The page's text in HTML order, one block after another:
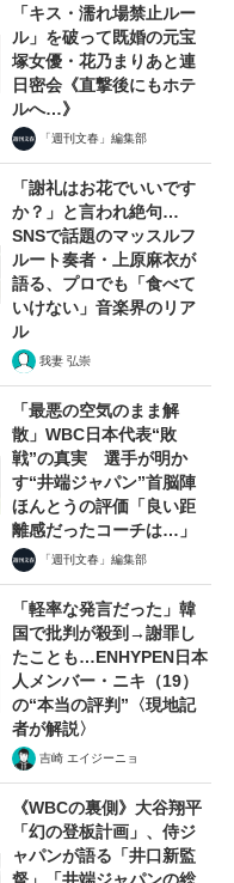
「キス・濡れ場禁止ルー
ル」を破って既婚の元宝
塚女優・花乃まりあと連
日密会《直撃後にもホテ
ルへ…》
「週刊文春」編集部
「謝礼はお花でいいです
か？」と言われ絶句…
SNSで話題のマッスルフ
ルート奏者・上原麻衣が
語る、プロでも「食べて
いけない」音楽界のリア
ル
我妻 弘崇
「最悪の空気のまま解
散」WBC日本代表“敗
戦”の真実 選手が明か
す“井端ジャパン”首脳陣
ほんとうの評価「良い距
離感だったコーチは…」
「週刊文春」編集部
「軽率な発言だった」韓
国で批判が殺到→謝罪し
たことも…ENHYPEN日本
人メンバー・ニキ（19）
の“本当の評判”〈現地記
者が解説〉
吉崎 エイジーニョ
《WBCの裏側》大谷翔平
「幻の登板計画」、侍ジ
ャパンが語る「井口新監
督」「井端ジャパンの総